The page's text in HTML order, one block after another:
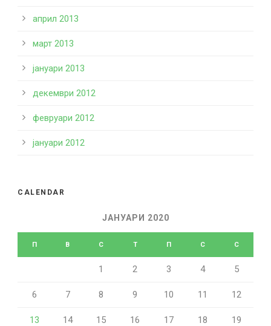
април 2013
март 2013
јануари 2013
декември 2012
февруари 2012
јануари 2012
CALENDAR
ЈАНУАРИ 2020
П В С T П С С
1 2 3 4 5
6 7 8 9 10 11 12
13 14 15 16 17 18 19